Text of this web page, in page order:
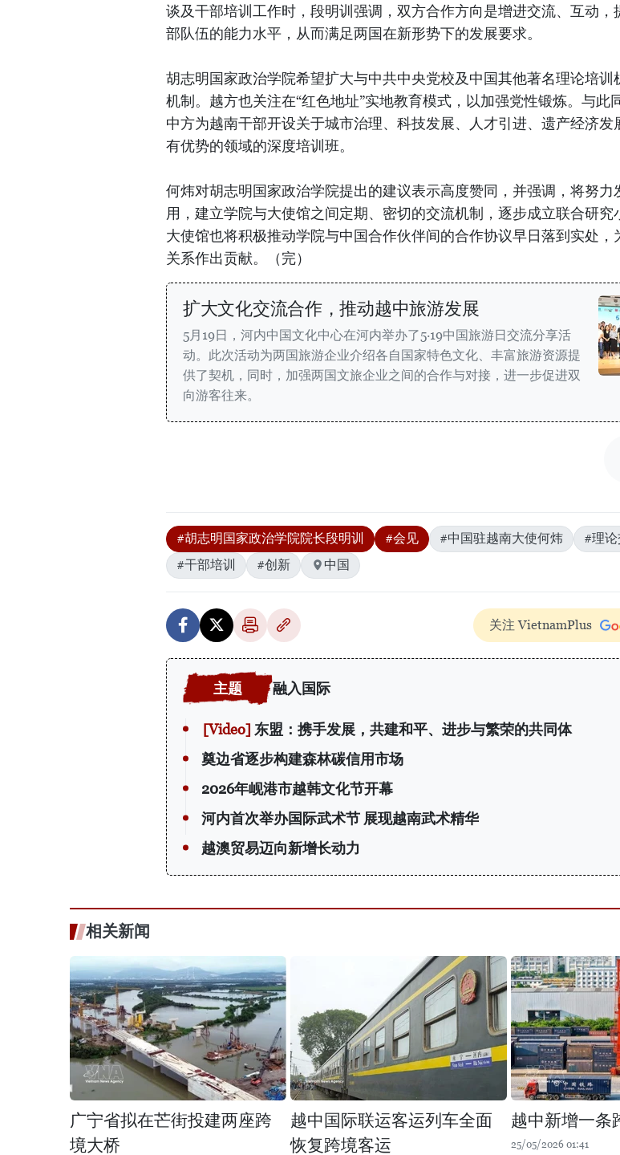
谈及干部培训工作时，段明训强调，双方合作方向是增进交流、互动，
部队伍的能力水平，从而满足两国在新形势下的发展要求。
胡志明国家政治学院希望扩大与中共中央党校及中国其他著名理论培训
机制。越方也关注在“红色地址”实地教育模式，以加强党性锻炼。与此
中方为越南干部开设关于城市治理、科技发展、人才引进、遗产经济发
有优势的领域的深度培训班。
何炜对胡志明国家政治学院提出的建议表示高度赞同，并强调，将努力
用，建立学院与大使馆之间定期、密切的交流机制，逐步成立联合研究
大使馆也将积极推动学院与中国合作伙伴间的合作协议早日落到实处，
关系作出贡献。（完）
扩大文化交流合作，推动越中旅游发展
5月19日，河内中国文化中心在河内举办了5·19中国旅游日交流分享活
动。此次活动为两国旅游企业介绍各自国家特色文化、丰富旅游资源提
供了契机，同时，加强两国文旅企业之间的合作与对接，进一步促进双
向游客往来。
#胡志明国家政治学院院长段明训 #会见 #中国驻越南大使何炜
#理
#干部培训
#创新 中国
关注 VietnamPlus
融入国际
东盟：携手发展，共建和平、进步与繁荣的共同体
奠边省逐步构建森林碳信用市场
2026年岘港市越韩文化节开幕
河内首次举办国际武术节 展现越南武术精华
越澳贸易迈向新增长动力
相关新闻
广宁省拟在芒街投建两座跨
境大桥
越中国际联运客运列车全面
恢复跨境客运
越中新增一条
25/05/2026 01:41